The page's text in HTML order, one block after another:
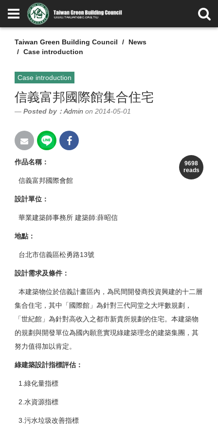
Taiwan Green Building Council
News
Case introduction
Case introduction
信義富邦國際館集合住宅
Posted by： Admin on 2014-05-01
9698
reads
作品名稱 ：
信義富邦國際會館
設計單位 ：
華業建築師事務所 建築師:薛昭信
地點 ：
台北市信義區松勇路13號
設計需求及條件 ：
本建築物位於信義計畫區內，為民間開發商投資興建的十二層
集合住宅，其中「國際館」為針對三代同堂之大坪數規劃，
「世紀館」為針對高收入之都市新貴所規劃的住宅。本建築物
的規劃與開發單位為國內願意實現綠建築理念的建築集團，其
努力值得加以肯定。
綠建築設計指標評估 ：
1.綠化量指標
2.水資源指標
3.污水垃圾改善指標